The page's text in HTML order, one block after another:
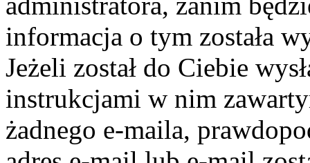
informacja o tym została
Jeżeli został do Ciebie
instrukcjami w nim
żadnego e-maila,